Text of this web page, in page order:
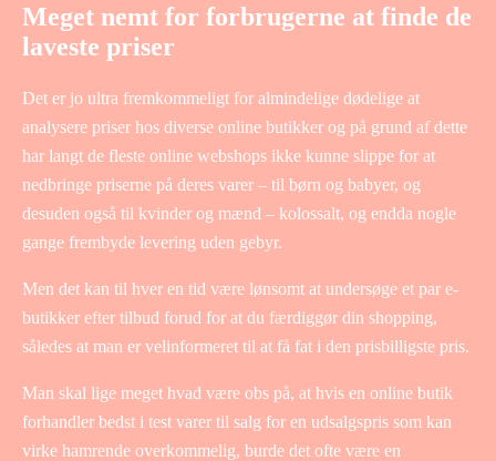
Meget nemt for forbrugerne at finde de
laveste priser
Det er jo ultra fremkommeligt for almindelige dødelige at
analysere priser hos diverse online butikker og på grund af dette
har langt de fleste online webshops ikke kunne slippe for at
nedbringe priserne på deres varer – til børn og babyer, og
desuden også til kvinder og mænd – kolossalt, og endda nogle
gange frembyde levering uden gebyr.
Men det kan til hver en tid være lønsomt at undersøge et par e-
butikker efter tilbud forud for at du færdiggør din shopping,
således at man er velinformeret til at få fat i den prisbilligste pris.
Man skal lige meget hvad være obs på, at hvis en online butik
forhandler bedst i test varer til salg for en udsalgspris som kan
virke hamrende overkommelig, burde det ofte være en